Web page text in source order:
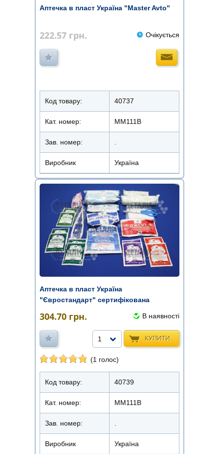
Аптечка в пласт Україна "Master Avto"
222.57 грн. Очікується
Код товару: 40737
Кат. номер: ММ111В
Зав. номер:
Виробник Україна
Аптечка в пласт Україна
"Євростандарт" сертифікована
304.70 грн. В наявності
КУПИТИ
1
(1 голос)
Код товару: 40739
Кат. номер: ММ111В
Зав. номер: .
Виробник Україна